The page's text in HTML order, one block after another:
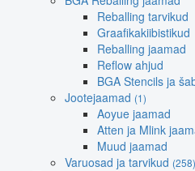
Reballing tarvikud
Graafikakiibistikud
Reballing jaamad
Reflow ahjud
BGA Stencils ja
Jootejaamad (1)
Aoyue jaamad
Atten ja Mlink
Muud jaamad
Varuosad ja tarvikud (258)